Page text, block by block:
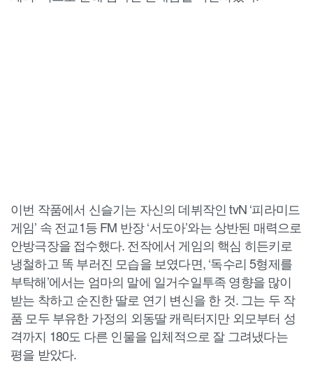
이번 작품에서 신슬기는 자신의 데뷔작인 tvN ‘피라미드
게임’ 속 전교1등 FM 반장 ‘서도아’와는 상반된 매력으로
안방극장을 접수했다. 전작에서 게임의 핵심 히든키로
냉철하고 똑 부러진 모습을 보였다면, ‘독수리 5형제를
부탁해’에서는 엄마의 말에 일거수일투족 영향을 많이
받는 착하고 순진한 딸로 연기 변신을 한 것. 그는 두 작
품 모두 부유한 가정의 외동딸 캐릭터지만 외모부터 성
격까지 180도 다른 인물을 입체적으로 잘 그려냈다는
평을 받았다.